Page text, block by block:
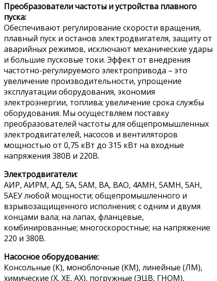
Преобразователи частоты и устройства плавного
пуска:
Обеспечивают регулирование скорости вращения,
плавный пуск и останов электродвигателя, защиту от
аварийных режимов, исключают механические удары
и большие пусковые токи. Эффект от внедрения
частотно-регулируемого электропривода – это
увеличение производительности, упрощение
эксплуатации оборудования, экономия
электроэнергии, топлива; увеличение срока службы
оборудования. Мы осуществляем поставку
преобразователей частоты для общепромышленных
электродвигателей, насосов и вентиляторов
мощностью от 0,75 кВт до 315 кВт на входные
напряжения 380В и 220В.
Электродвигатели:
АИР, АИРМ, АД, 5А, 5АМ, ВА, ВАО, 4АМН, 5АМН, 5АН,
5АЕУ любой мощности; общепромышленного и
взрывозащищенного исполнения; с одним и двумя
концами вала; на лапах, фланцевые,
комбинированные; многоскоростные; на напряжение
220 и 380В.
Насосное оборудование:
Консольные (К), моноблочные (КМ), линейные (ЛМ),
химические (Х, ХЕ, АХ), погружные (ЭЦВ, ГНОМ),